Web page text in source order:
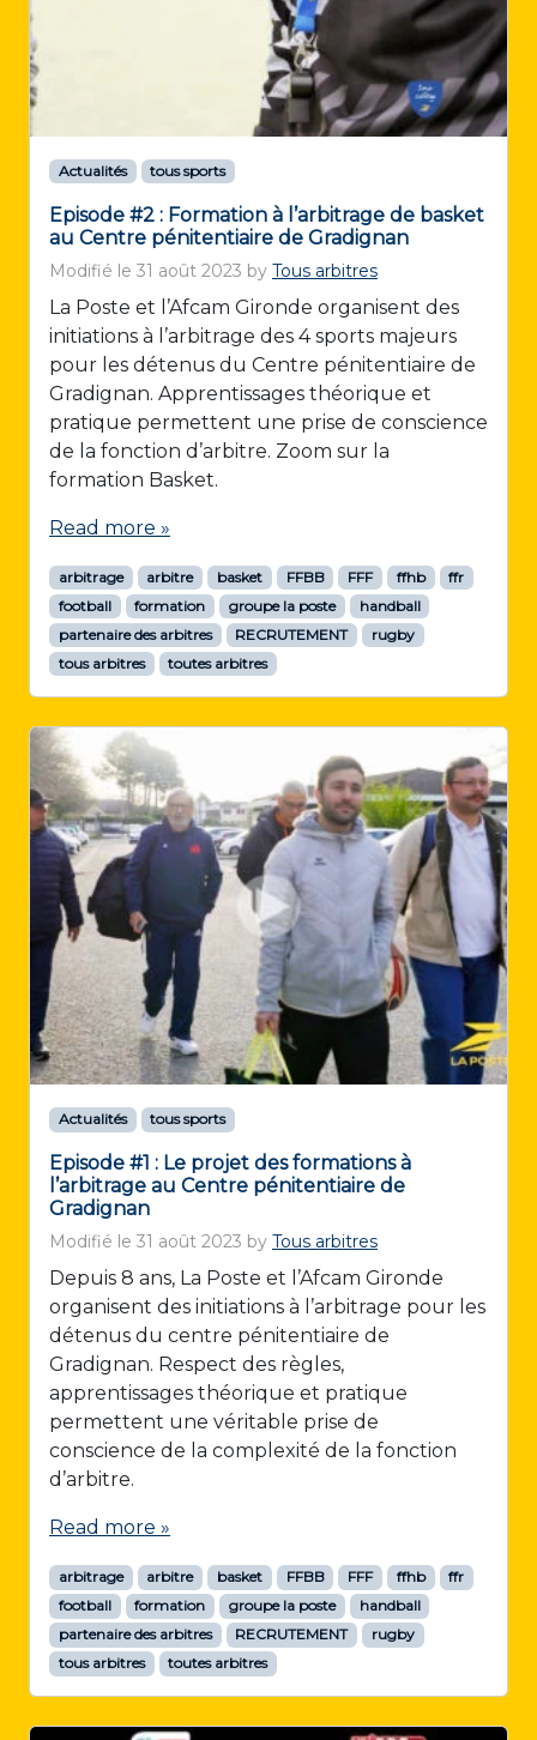
Actualités tous sports
Episode #2 : Formation à l’arbitrage de basket
au Centre pénitentiaire de Gradignan
Modifié le 31 août 2023 by Tous arbitres
La Poste et l’Afcam Gironde organisent des
initiations à l’arbitrage des 4 sports majeurs
pour les détenus du Centre pénitentiaire de
Gradignan. Apprentissages théorique et
pratique permettent une prise de conscience
de la fonction d’arbitre. Zoom sur la
formation Basket.
Read more »
arbitrage arbitre basket FFBB FFF ffhb
ffr
football
formation groupe la poste
handball
partenaire des arbitres
RECRUTEMENT
rugby
tous arbitres
toutes arbitres
Actualités tous sports
Episode #1 : Le projet des formations à
l’arbitrage au Centre pénitentiaire de
Gradignan
Modifié le 31 août 2023 by Tous arbitres
Depuis 8 ans, La Poste et l’Afcam Gironde
organisent des initiations à l’arbitrage pour les
détenus du centre pénitentiaire de
Gradignan. Respect des règles,
apprentissages théorique et pratique
permettent une véritable prise de
conscience de la complexité de la fonction
d’arbitre.
Read more »
arbitrage arbitre basket FFBB FFF ffhb
ffr
football
formation groupe la poste
handball
partenaire des arbitres
RECRUTEMENT
rugby
tous arbitres
toutes arbitres